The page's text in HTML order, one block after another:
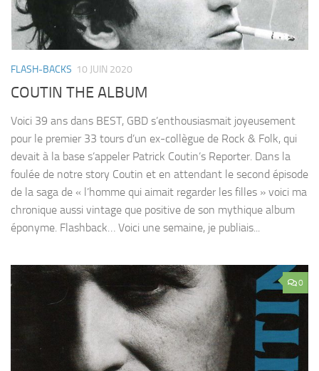
FLASH-BACKS 10 JUIN 2020
COUTIN THE ALBUM
Voici 39 ans dans BEST, GBD s’enthousiasmait joyeusement
pour le premier 33 tours d’un ex-collègue de Rock & Folk, qui
devait à la base s’appeler Patrick Coutin’s Reporter. Dans la
foulée de notre story Coutin et en attendant le second épisode
de la saga de « l’homme qui aimait regarder les filles » voici ma
chronique aussi vintage que positive de son mythique album
éponyme. Flashback… Voici une semaine, je publiais...
0